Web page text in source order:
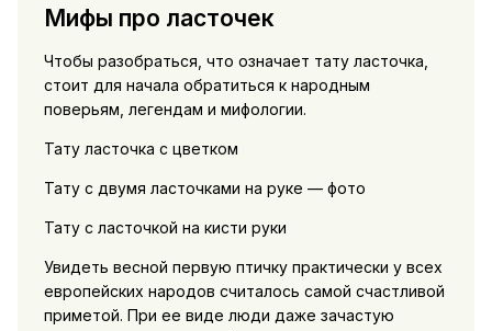
Мифы про ласточек
Чтобы разобраться, что означает тату ласточка,
стоит для начала обратиться к народным
поверьям, легендам и мифологии.
Тату ласточка с цветком
Тату с двумя ласточками на руке — фото
Тату с ласточкой на кисти руки
Увидеть весной первую птичку практически у всех
европейских народов считалось самой счастливой
приметой. При ее виде люди даже зачастую